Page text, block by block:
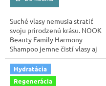
Suché vlasy nemusia stratiť
svoju prirodzenú krásu. NOOK
Beauty Family Harmony
Shampoo jemne čistí vlasy aj
pokožku hlavy bez zbytočného
vysušovania. Pomáha
obnovovať...
Hydratácia
Regenerácia